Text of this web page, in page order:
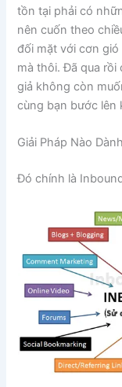
tồn tại phải có
nên cuốn theo
đối mặt với cơn
mà thôi. Đã qua rồi
giả không còn
cùng bạn bước lên
Giải Pháp Nào
Đó chính là